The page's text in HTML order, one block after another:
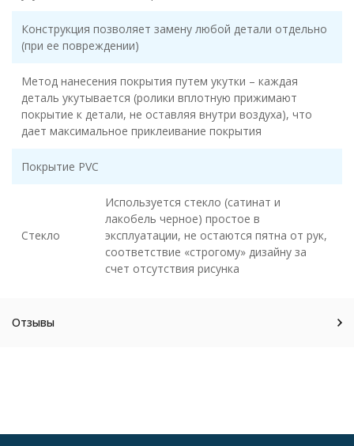
Конструкция позволяет замену любой детали отдельно
(при ее повреждении)
Метод нанесения покрытия путем укутки – каждая
деталь укутывается (ролики вплотную прижимают
покрытие к детали, не оставляя внутри воздуха), что
дает максимальное приклеивание покрытия
Покрытие PVC
Стекло
Используется стекло (сатинат и
лакобель черное) простое в
эксплуатации, не остаются пятна от рук,
соответствие «строгому» дизайну за
счет отсутствия рисунка
Отзывы